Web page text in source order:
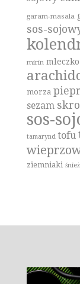
garam-masala
sos-
mirin
morza
sezam
sos-
tamarynd tofu
ziemniaki